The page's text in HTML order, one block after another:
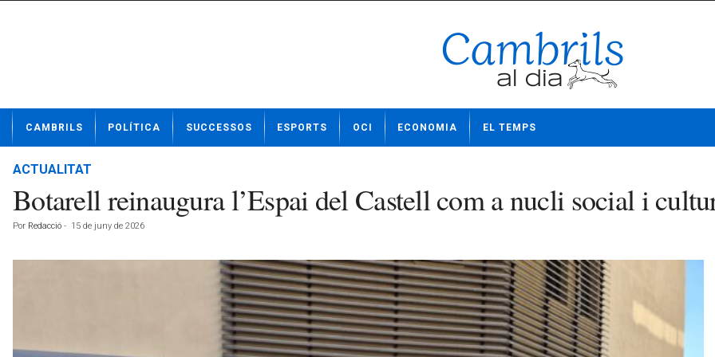
t
CAMBRILS POLÍTICA SUCCESSOS ESPORTS OCI ECONOMIA EL TEMPS
ACTUALITAT
Botarell reinaugura l’Espai del Castell com a nucli social i
Por Redacció - 15 de juny de 2026